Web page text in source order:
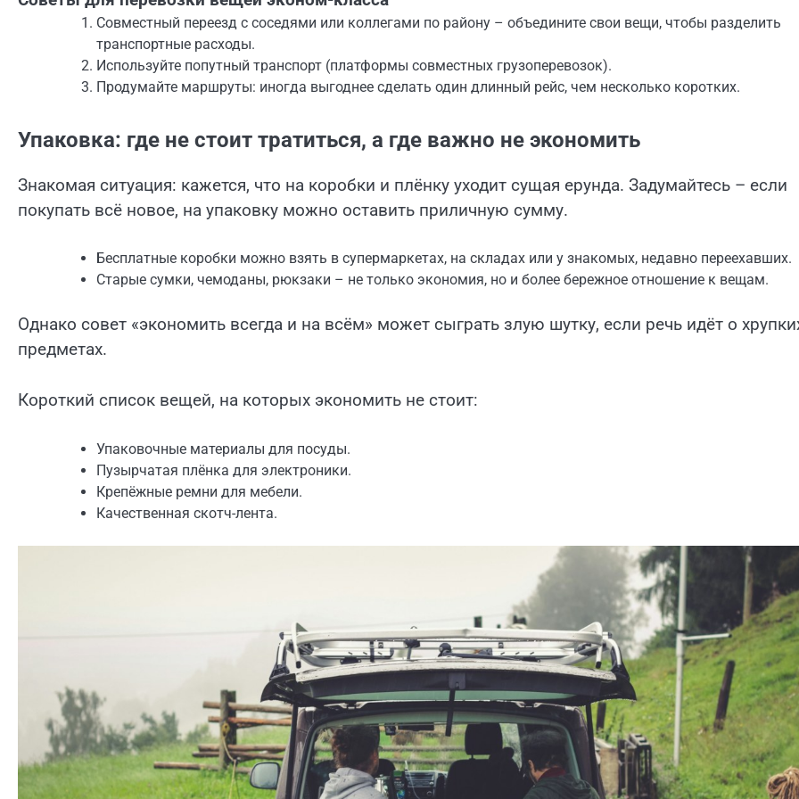
Совместный переезд с соседями или коллегами по району – объедините свои вещи, чтобы разделить
транспортные расходы.
Используйте попутный транспорт (платформы совместных грузоперевозок).
Продумайте маршруты: иногда выгоднее сделать один длинный рейс, чем несколько коротких.
Упаковка: где не стоит тратиться, а где важно не экономить
Знакомая ситуация: кажется, что на коробки и плёнку уходит сущая ерунда. Задумайтесь – если
покупать всё новое, на упаковку можно оставить приличную сумму.
Бесплатные коробки можно взять в супермаркетах, на складах или у знакомых, недавно переехавших.
Старые сумки, чемоданы, рюкзаки – не только экономия, но и более бережное отношение к вещам.
Однако совет «экономить всегда и на всём» может сыграть злую шутку, если речь идёт о
предметах.
Короткий список вещей, на которых экономить не стоит:
Упаковочные материалы для посуды.
Пузырчатая плёнка для электроники.
Крепёжные ремни для мебели.
Качественная скотч-лента.